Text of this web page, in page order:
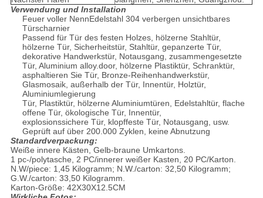
Verwendung und Installation
Feuer voller NennEdelstahl 304 verbergen unsichtbares
Türscharnier
Passend für Tür des festen Holzes, hölzerne Stahltür,
hölzerne Tür, Sicherheitstür, Stahltür, gepanzerte Tür,
dekorative Handwerkstür, Notausgang, zusammengesetzte
Tür, Aluminium alloy.door, hölzerne Plastiktür, Schranktür,
asphaltieren Sie Tür, Bronze-Reihenhandwerkstür,
Glasmosaik, außerhalb der Tür, Innentür, Holztür,
Aluminiumlegierung
Tür, Plastiktür, hölzerne Aluminiumtüren, Edelstahltür, flache
offene Tür, ökologische Tür, Innentür,
explosionssichere Tür, klopffeste Tür, Notausgang, usw.
Geprüft auf über 200.000 Zyklen, keine Abnutzung
Standardverpackung:
Weiße innere Kästen, Gelb-braune Umkartons.
1 pc-/polytasche, 2 PC/innerer weißer Kasten, 20 PC/Karton.
N.W/piece: 1,45 Kilogramm; N.W./carton: 32,50 Kilogramm;
G.W./carton: 33,50 Kilogramm.
Karton-Größe: 42X30X12.5CM